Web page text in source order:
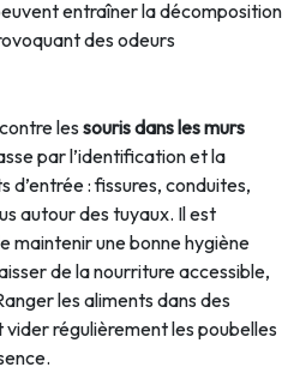
entraîner la décomposition
des odeurs
les souris dans les murs
par l’identification et la
: fissures, conduites,
autour des tuyaux. Il est
maintenir une bonne hygiène
de la nourriture accessible,
les aliments dans des
régulièrement les poubelles